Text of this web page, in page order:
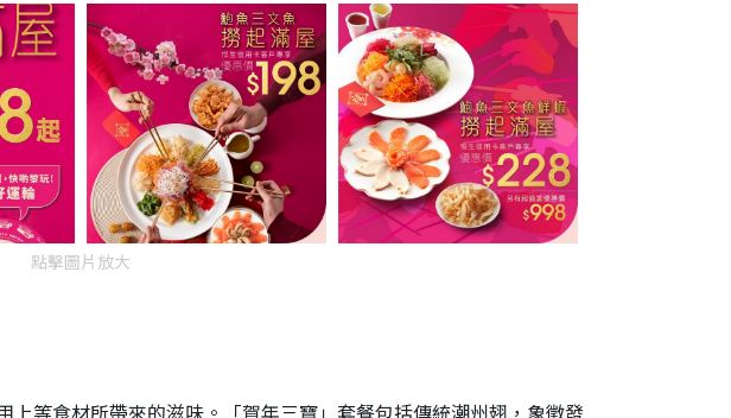
點擊圖片放大